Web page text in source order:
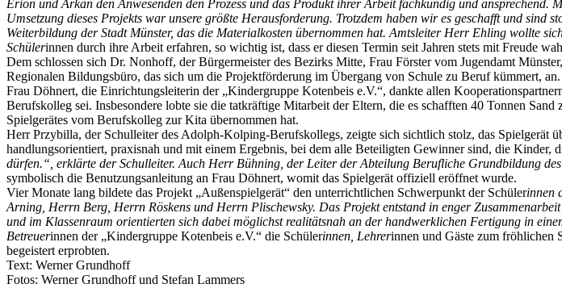
Erion und Arkan den Anwesenden den Prozess und das Produkt ihrer Arbeit fachkundig und
Umsetzung dieses Projekts war unsere größte Herausforderung. Trotzdem haben wir es geschafft und
Weiterbildung der Stadt Münster, das die Materialkosten übernommen hat. Amtsleiter Herr Ehling wollte
Schülerinnen durch ihre Arbeit erfahren, so wichtig ist, dass er diesen Termin seit Jahren stets mit Freude
Dem schlossen sich Dr. Nonhoff, der Bürgermeister des Bezirks Mitte, Frau Förster vom Jugendamt
Regionalen Bildungsbüro, das sich um die Projektförderung im Übergang von Schule zu Beruf kümmert, an.
Frau Döhnert, die Einrichtungsleiterin der „Kindergruppe Kotenbeis e.V.“, dankte allen
Berufskolleg sei. Insbesondere lobte sie die tatkräftige Mitarbeit der Eltern, die es schafften 40 Tonnen
Spielgerätes vom Berufskolleg zur Kita übernommen hat.
Herr Przybilla, der Schulleiter des Adolph-Kolping-Berufskollegs, zeigte sich sichtlich stolz, das Spielgerät
handlungsorientiert, praxisnah und mit einem Ergebnis, bei dem alle Beteiligten Gewinner sind, die Kinder,
dürfen.“, erklärte der Schulleiter. Auch Herr Bühning, der Leiter der Abteilung Berufliche Grundbildung
symbolisch die Benutzungsanleitung an Frau Döhnert, womit das Spielgerät offiziell eröffnet wurde.
Vier Monate lang bildete das Projekt „Außenspielgerät“ den unterrichtlichen Schwerpunkt der Schülerinnen
Arning, Herrn Berg, Herrn Röskens und Herrn Plischewsky. Das Projekt entstand in enger
und im Klassenraum orientierten sich dabei möglichst realitätsnah an der handwerklichen Fertigung in
Betreuerinnen der „Kindergruppe Kotenbeis e.V.“ die Schülerinnen, Lehrerinnen und Gäste zum fröhlichen
begeistert erprobten.
Text: Werner Grundhoff
Fotos: Werner Grundhoff und Stefan Lammers